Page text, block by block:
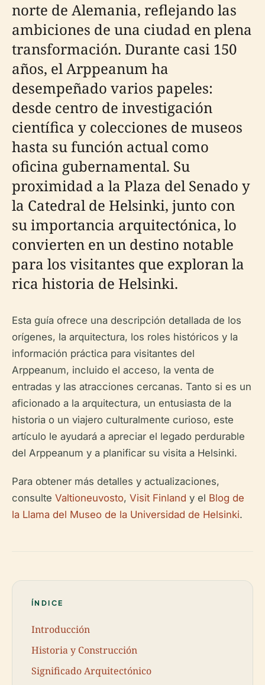
norte de Alemania, reflejando las
ambiciones de una ciudad en plena
transformación. Durante casi 150
años, el Arppeanum ha
desempeñado varios papeles:
desde centro de investigación
científica y colecciones de museos
hasta su función actual como
oficina gubernamental. Su
proximidad a la Plaza del Senado y
la Catedral de Helsinki, junto con
su importancia arquitectónica, lo
convierten en un destino notable
para los visitantes que exploran la
rica historia de Helsinki.
Esta guía ofrece una descripción detallada de los
orígenes, la arquitectura, los roles históricos y la
información práctica para visitantes del
Arppeanum, incluido el acceso, la venta de
entradas y las atracciones cercanas. Tanto si es un
aficionado a la arquitectura, un entusiasta de la
historia o un viajero culturalmente curioso, este
artículo le ayudará a apreciar el legado perdurable
del Arppeanum y a planificar su visita a Helsinki.
Para obtener más detalles y actualizaciones,
consulte Valtioneuvosto, Visit Finland y el Blog de
la Llama del Museo de la Universidad de Helsinki.
ÍNDICE
Introducción
Historia y Construcción
Significado Arquitectónico